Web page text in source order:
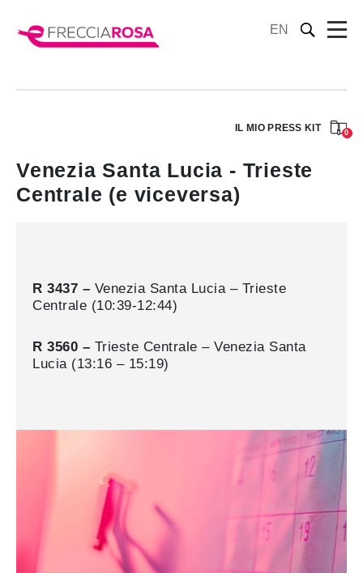
EN
IL MIO PRESS KIT 0
Venezia Santa Lucia - Trieste
Centrale (e viceversa)
R 3437 – Venezia Santa Lucia – Trieste
Centrale (10:39-12:44)
R 3560 – Trieste Centrale – Venezia Santa
Lucia (13:16 – 15:19)